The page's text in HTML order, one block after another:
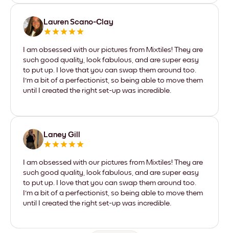
Lauren Scano-Clay
I am obsessed with our pictures from Mixtiles! They are
such good quality, look fabulous, and are super easy
to put up. I love that you can swap them around too.
I'm a bit of a perfectionist, so being able to move them
until I created the right set-up was incredible.
Laney Gill
I am obsessed with our pictures from Mixtiles! They are
such good quality, look fabulous, and are super easy
to put up. I love that you can swap them around too.
I'm a bit of a perfectionist, so being able to move them
until I created the right set-up was incredible.